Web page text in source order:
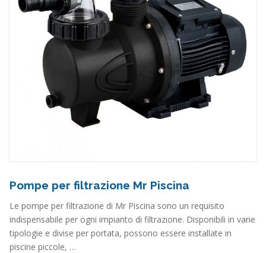
Pompe per filtrazione Mr Piscina
Le pompe per filtrazione di Mr Piscina sono un requisito
indispensabile per ogni impianto di filtrazione. Disponibili in varie
tipologie e divise per portata, possono essere installate in
piscine piccole, …